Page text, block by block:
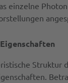
einzelne
Struktur